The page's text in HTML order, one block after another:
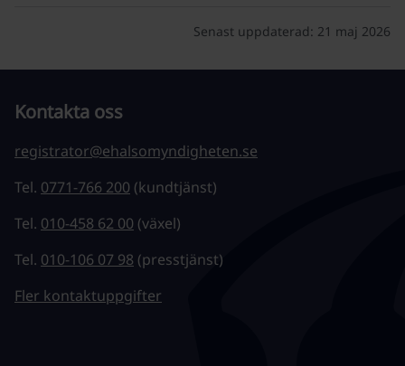
Senast uppdaterad: 21 maj 2026
Kontakta oss
registrator@ehalsomyndigheten.se
Tel. 0771-766 200 (kundtjänst)
Tel. 010-458 62 00 (växel)
Tel. 010-106 07 98 (presstjänst)
Fler kontaktuppgifter